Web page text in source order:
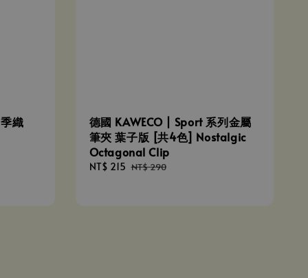
織
德國 KAWECO | Sport 系列金屬
筆夾 葉子版 [共4色] Nostalgic
Octagonal Clip
Sale
NT$ 215 Regular
NT$ 290